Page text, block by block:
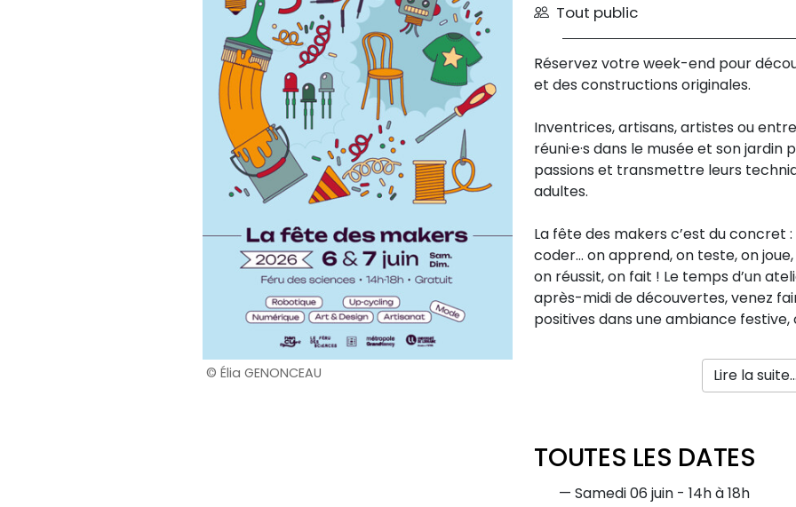
© Élia GENONCEAU
Tout public
Réservez votre week-end pour
et des constructions originales.
Inventrices, artisans, artistes ou
réuni·e·s dans le musée et son
passions et transmettre leurs
adultes.
La fête des makers c’est du concret
coder… on apprend, on teste, on
on réussit, on fait ! Le temps d’un
après-midi de découvertes, venez
positives dans une ambiance
Lire la suite...
TOUTES LES DATES
Samedi 06 juin - 14h à 18h